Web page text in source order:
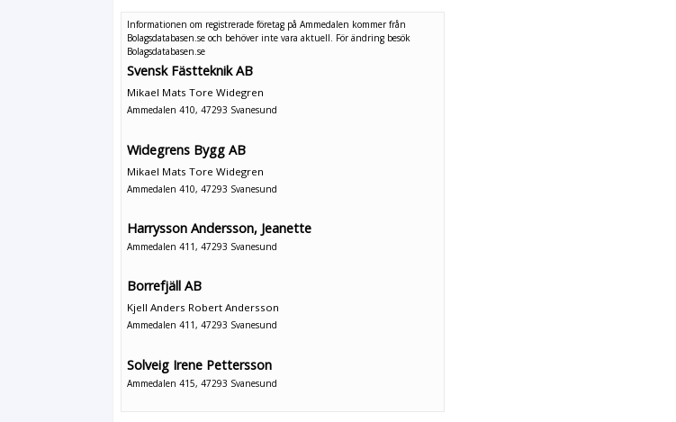
Informationen om registrerade företag på Ammedalen kommer från
Bolagsdatabasen.se och behöver inte vara aktuell. För ändring besök
Bolagsdatabasen.se
Svensk Fästteknik AB
Mikael Mats Tore Widegren
Ammedalen 410, 47293 Svanesund
Widegrens Bygg AB
Mikael Mats Tore Widegren
Ammedalen 410, 47293 Svanesund
Harrysson Andersson, Jeanette
Ammedalen 411, 47293 Svanesund
Borrefjäll AB
Kjell Anders Robert Andersson
Ammedalen 411, 47293 Svanesund
Solveig Irene Pettersson
Ammedalen 415, 47293 Svanesund